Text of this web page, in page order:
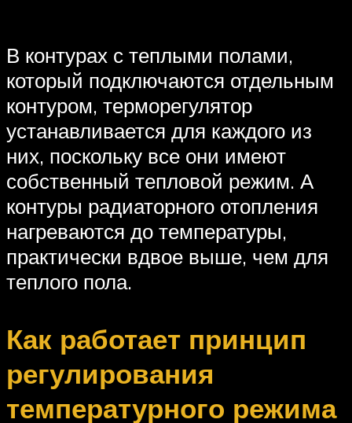
В контурах с теплыми полами,
который подключаются отдельным
контуром, терморегулятор
устанавливается для каждого из
них, поскольку все они имеют
собственный тепловой режим. А
контуры радиаторного отопления
нагреваются до температуры,
практически вдвое выше, чем для
теплого пола.
Как работает принцип
регулирования
температурного режима